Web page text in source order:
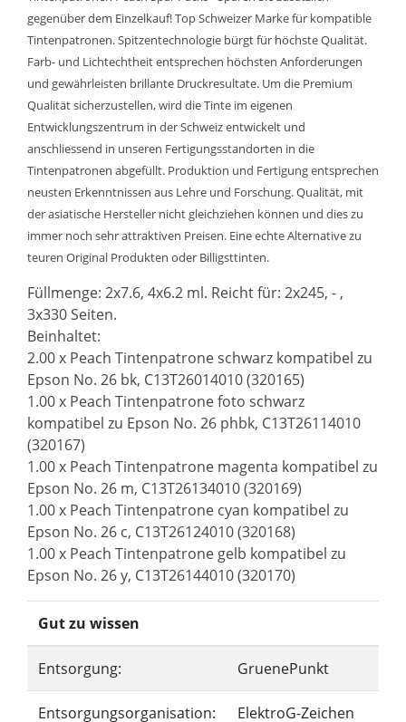
gegenüber dem Einzelkauf! Top Schweizer Marke für kompatible
Tintenpatronen. Spitzentechnologie bürgt für höchste Qualität.
Farb- und Lichtechtheit entsprechen höchsten Anforderungen
und gewährleisten brillante Druckresultate. Um die Premium
Qualität sicherzustellen, wird die Tinte im eigenen
Entwicklungszentrum in der Schweiz entwickelt und
anschliessend in unseren Fertigungsstandorten in die
Tintenpatronen abgefüllt. Produktion und Fertigung entsprechen
neusten Erkenntnissen aus Lehre und Forschung. Qualität, mit
der asiatische Hersteller nicht gleichziehen können und dies zu
immer noch sehr attraktiven Preisen. Eine echte Alternative zu
teuren Original Produkten oder Billigsttinten.
Füllmenge: 2x7.6, 4x6.2 ml. Reicht für: 2x245, - ,
3x330 Seiten.
Beinhaltet:
2.00 x Peach Tintenpatrone schwarz kompatibel zu
Epson No. 26 bk, C13T26014010 (320165)
1.00 x Peach Tintenpatrone foto schwarz
kompatibel zu Epson No. 26 phbk, C13T26114010
(320167)
1.00 x Peach Tintenpatrone magenta kompatibel zu
Epson No. 26 m, C13T26134010 (320169)
1.00 x Peach Tintenpatrone cyan kompatibel zu
Epson No. 26 c, C13T26124010 (320168)
1.00 x Peach Tintenpatrone gelb kompatibel zu
Epson No. 26 y, C13T26144010 (320170)
Gut zu wissen
Entsorgung: GruenePunkt
Entsorgungsorganisation: ElektroG-Zeichen